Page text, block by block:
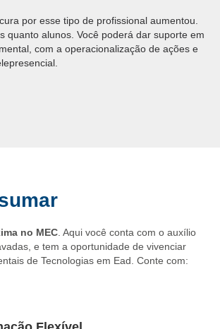
por esse tipo de profissional aumentou.
quanto alunos. Você poderá dar suporte em
com a operacionalização de ações e
no MEC . Aqui você conta com o auxílio
e tem a oportunidade de vivenciar
de Tecnologias em Ead. Conte com: